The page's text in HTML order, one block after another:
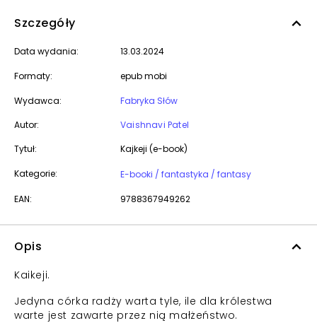
Szczegóły
Data wydania: 13.03.2024
Formaty: epub mobi
Wydawca:
Fabryka Słów
Autor:
Vaishnavi Patel
Tytuł:
Kajkeji (e-book)
Kategorie: E-booki / fantastyka / fantasy
EAN: 9788367949262
Opis
Kaikeji.
Jedyna córka radży warta tyle, ile dla królestwa
warte jest zawarte przez nią małżeństwo.